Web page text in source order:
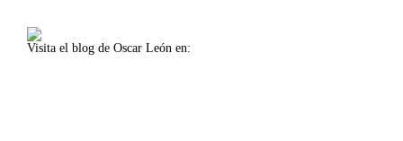
Visita el blog de Oscar León en: